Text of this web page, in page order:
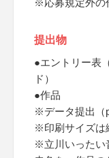
※応募規定外の
提出物
●エントリー表
ド）
●作品
※データ提出（
※印刷サイズは
※立川いったい